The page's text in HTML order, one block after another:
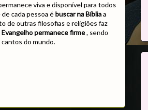
viva e disponível para todos
cada pessoa ébuscar na Bíbliaa
de outras filosofias e religiões faz
permanece firme, sendo
do mundo.